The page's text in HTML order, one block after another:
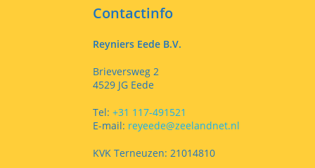
Contactinfo
Reyniers Eede B.V.
Brieversweg 2
4529 JG Eede
Tel: +31 117-491521
E-mail: reyeede@zeelandnet.nl
KVK Terneuzen: 21014810